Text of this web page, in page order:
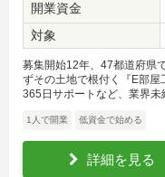
開業資金
対象
募集開始12年、47都道府県
ずその土地で根付く『E部
365日サポートなど、業界未
1人で開業 低資金で始める
詳細を見る